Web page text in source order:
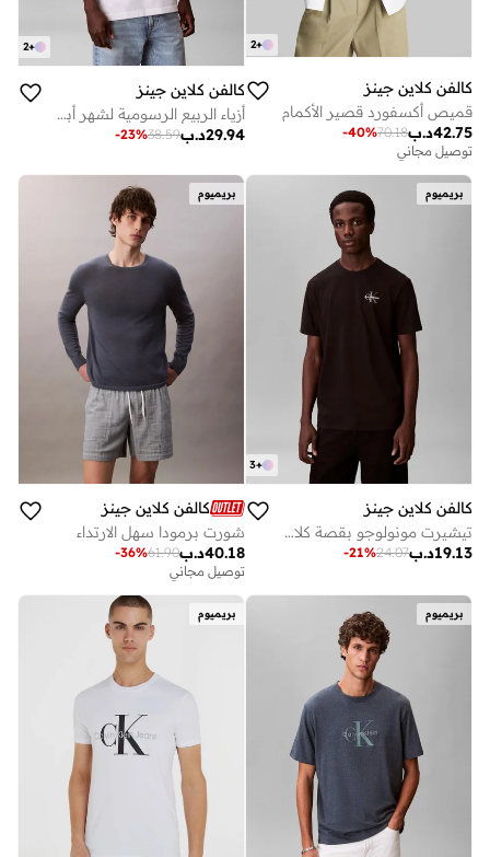
+
2
كالفن كلاين جينز
قميص أكسفورد قصير الأكمام
د.ب42.75
70.18
-40%
توصيل مجاني
+
2
كالفن كلاين جينز
أزياء الربيع الرسومية لشهر أبريل
د.ب29.94
38.59
-23%
بريميوم
+
3
كالفن كلاين جينز
تيشيرت مونولوجو بقصة كلاسيكية
د.ب19.13
24.07
-21%
بريميوم
كالفن كلاين جينز
شورت برمودا سهل الارتداء
د.ب40.18
61.90
-36%
توصيل مجاني
بريميوم بريميوم